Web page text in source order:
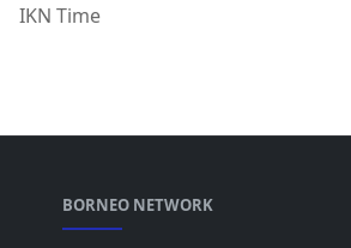
IKN Time
BORNEO NETWORK